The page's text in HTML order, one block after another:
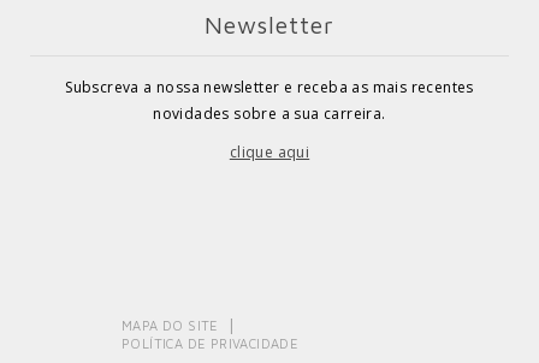
Newsletter
Subscreva a nossa newsletter e receba as mais recentes
novidades sobre a sua carreira.
clique aqui
MAPA DO SITE
POLÍTICA DE PRIVACIDADE